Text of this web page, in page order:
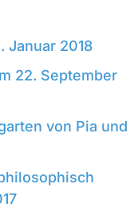
Januar 2018
22. September
von Pia und